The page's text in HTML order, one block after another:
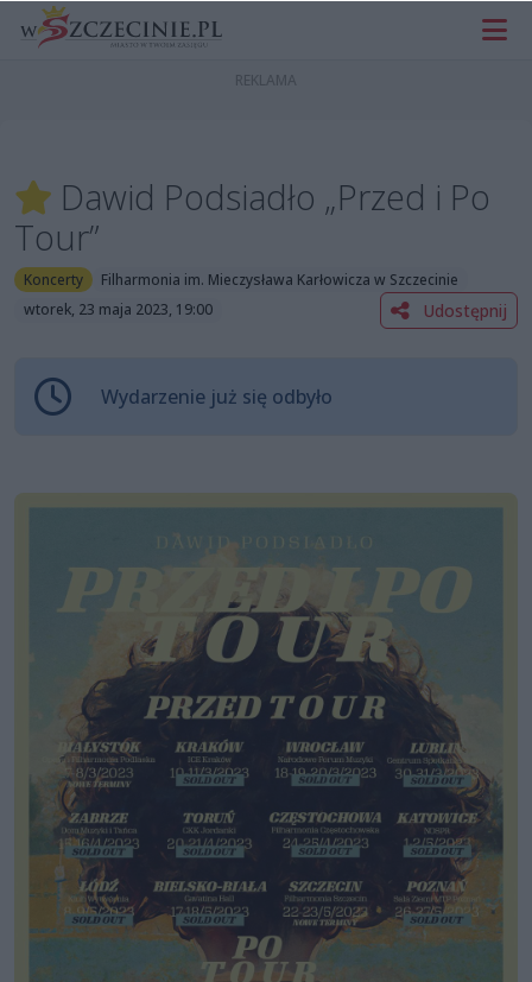
Dawid Podsiadło „Przed i Po
Tour”
Koncerty
Filharmonia im. Mieczysława Karłowicza w Szczecinie
wtorek, 23 maja 2023, 19:00
Udostępnij
Wydarzenie już się odbyło